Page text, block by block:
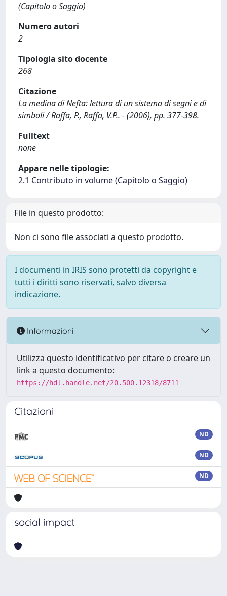
(Capitolo o Saggio)
Numero autori
2
Tipologia sito docente
268
Citazione
La medina di Nefta: lettura di un sistema di segni e di
simboli / Raffa, P., Raffa, V.P.. - (2006), pp. 377-398.
Fulltext
none
Appare nelle tipologie:
2.1 Contributo in volume (Capitolo o Saggio)
File in questo prodotto:
Non ci sono file associati a questo prodotto.
I documenti in IRIS sono protetti da copyright e
tutti i diritti sono riservati, salvo diversa
indicazione.
Informazioni
Utilizza questo identificativo per citare o creare un
link a questo documento:
https://hdl.handle.net/20.500.12318/8711
Citazioni
ND
ND
ND
social impact